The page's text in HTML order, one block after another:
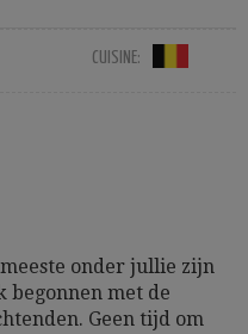
CUISINE:
onder jullie zijn
begonnen met de
Geen tijd om